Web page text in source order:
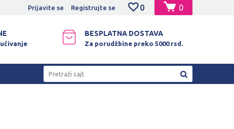
PLAĆANJE PLATNIM KARTICAMA! 0
0
Prijavite se Registrujte se
BESPLATNA DOSTAVA
Za porudžbine preko 5000 rsd.
Pretraži sajt